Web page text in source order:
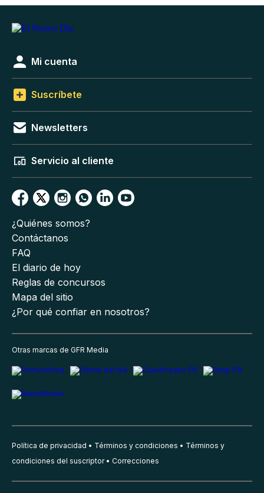
Mi cuenta
Suscríbete
Newsletters
Servicio al cliente
¿Quiénes somos?
Contáctanos
FAQ
El diario de hoy
Reglas de concursos
Mapa del sitio
¿Por qué confiar en nosotros?
Otras marcas de GFR Media
Política de privacidad Términos y condiciones
Términos y
condiciones del suscriptor
Correcciones